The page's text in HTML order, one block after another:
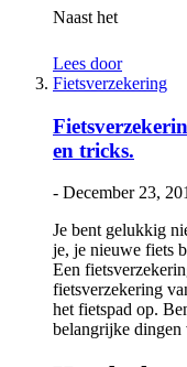
Naast het
Lees door
Fietsverzekering
en tricks.
- December 23,
Je bent gelukkig
je, je nieuwe fiets
Een
fietsverzekering
het fietspad op.
belangrijke dingen